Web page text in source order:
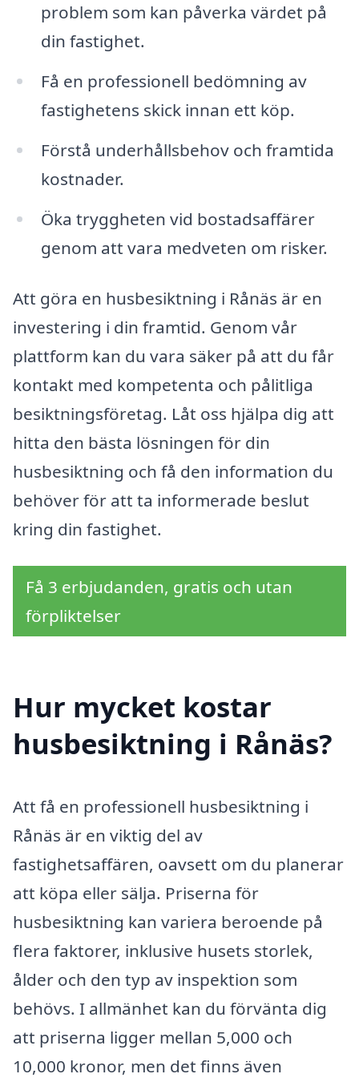
problem som kan påverka värdet på
din fastighet.
Få en professionell bedömning av
fastighetens skick innan ett köp.
Förstå underhållsbehov och framtida
kostnader.
Öka tryggheten vid bostadsaffärer
genom att vara medveten om risker.
Att göra en husbesiktning i Rånäs är en
investering i din framtid. Genom vår
plattform kan du vara säker på att du får
kontakt med kompetenta och pålitliga
besiktningsföretag. Låt oss hjälpa dig att
hitta den bästa lösningen för din
husbesiktning och få den information du
behöver för att ta informerade beslut
kring din fastighet.
Få 3 erbjudanden, gratis och utan
förpliktelser
Hur mycket kostar
husbesiktning i Rånäs?
Att få en professionell husbesiktning i
Rånäs är en viktig del av
fastighetsaffären, oavsett om du planerar
att köpa eller sälja. Priserna för
husbesiktning kan variera beroende på
flera faktorer, inklusive husets storlek,
ålder och den typ av inspektion som
behövs. I allmänhet kan du förvänta dig
att priserna ligger mellan 5,000 och
10,000 kronor, men det finns även